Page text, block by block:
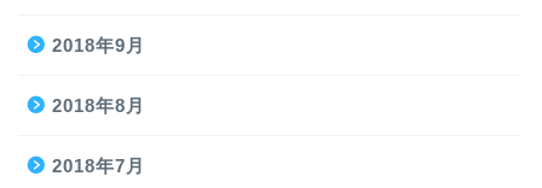
2018年9月
2018年8月
2018年7月